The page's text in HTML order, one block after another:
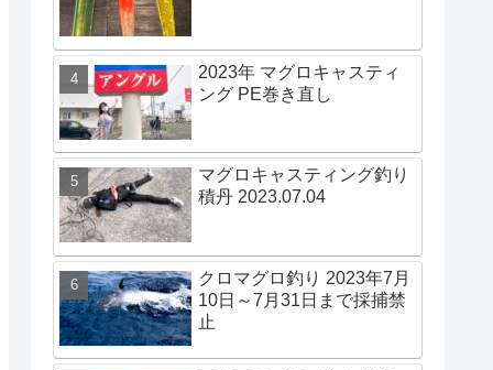
2023年 マグロキャスティ
ング PE巻き直し
マグロキャスティング釣り
積丹 2023.07.04
クロマグロ釣り 2023年7月
10日～7月31日まで採捕禁
止